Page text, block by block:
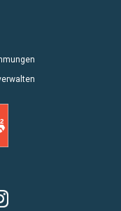
Instagram